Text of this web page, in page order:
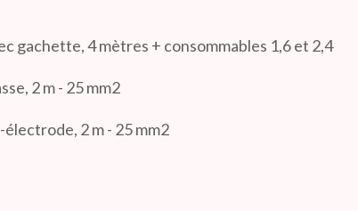
gachette, 4 mètres + consommables 1,6 et 2,4
2 m - 25 mm2
2 m - 25 mm2